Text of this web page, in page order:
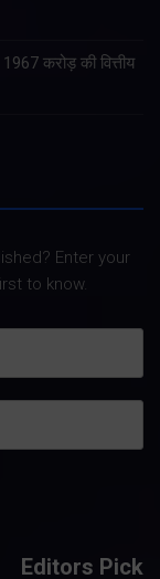
करोड़ की वित्तीय
Enter your
to know.
Editors Pick